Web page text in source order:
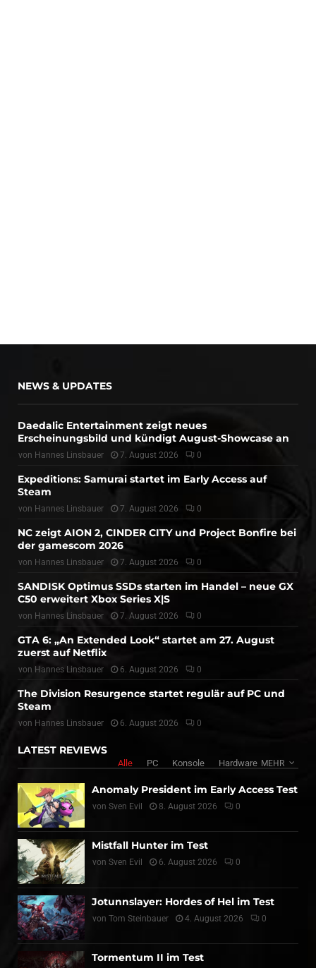
NEWS & UPDATES
Daedalic Entertainment zeigt neues
Erscheinungsbild und kündigt August-Showcase an
von Hannes Linsbauer 7. August 2026 0
Expeditions: Samurai startet im Early Access auf
Steam
von Hannes Linsbauer 7. August 2026 0
NC zeigt AION 2, CINDER CITY und Project Bonfire bei
der gamescom 2026
von Hannes Linsbauer 7. August 2026 0
SANDISK Optimus SSDs starten im Handel – neue GX
C50 erweitert Xbox Series X|S
von Hannes Linsbauer 7. August 2026 0
GTA 6: „An Extended Look“ startet am 27. August
zuerst auf Netflix
von Hannes Linsbauer 6. August 2026 0
The Division Resurgence startet regulär auf PC und
Steam
von Hannes Linsbauer 6. August 2026 0
LATEST REVIEWS
Alle PC Konsole Hardware MEHR
Anomaly President im Early Access Test
von Sven Evil 8. August 2026 0
Mistfall Hunter im Test
von Sven Evil 6. August 2026 0
Jotunnslayer: Hordes of Hel im Test
von Tom Steinbauer 4. August 2026 0
Tormentum II im Test